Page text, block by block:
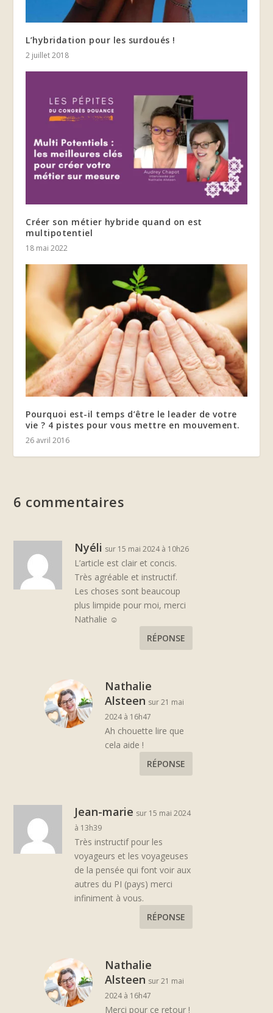
L’hybridation pour les surdoués !
2 juillet 2018
Créer son métier hybride quand on est
multipotentiel
18 mai 2022
Pourquoi est-il temps d’être le leader de votre
vie ? 4 pistes pour vous mettre en mouvement.
26 avril 2016
6 commentaires
Nyéli sur 15 mai 2024 à 10h26
L’article est clair et concis.
Très agréable et instructif.
Les choses sont beaucoup
plus limpide pour moi, merci
Nathalie ☺️
RÉPONSE
Nathalie
Alsteen sur 21 mai
2024 à 16h47
Ah chouette lire que
cela aide !
RÉPONSE
Jean-marie sur 15 mai 2024
à 13h39
Très instructif pour les
voyageurs et les voyageuses
de la pensée qui font voir aux
autres du PI (pays) merci
infiniment à vous.
RÉPONSE
Nathalie
Alsteen sur 21 mai
2024 à 16h47
Merci pour ce retour !